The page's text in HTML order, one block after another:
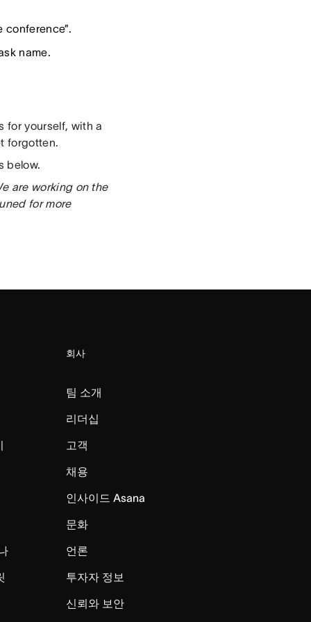
conference”.
name.
for yourself, with a
forgotten.
below.
are working on the
for more
회사
팀 소개
리더십
고객
채용
인사이드 Asana
문화
언론
투자자 정보
신뢰와 보안